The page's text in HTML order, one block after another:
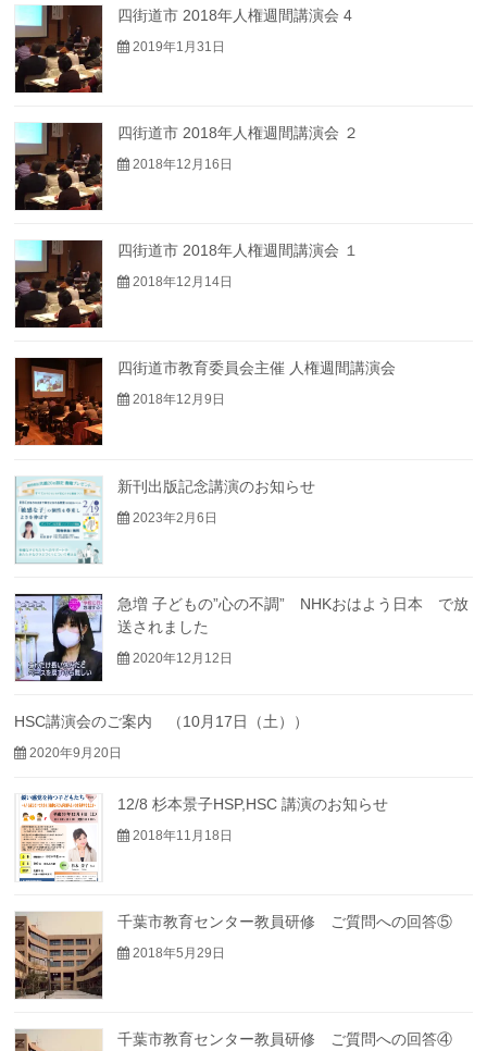
四街道市 2018年人権週間講演会 4
2019年1月31日
四街道市 2018年人権週間講演会 ２
2018年12月16日
四街道市 2018年人権週間講演会 １
2018年12月14日
四街道市教育委員会主催 人権週間講演会
2018年12月9日
新刊出版記念講演のお知らせ
2023年2月6日
急増 子どもの”心の不調” NHKおはよう日本 で放
送されました
2020年12月12日
HSC講演会のご案内 （10月17日（土））
2020年9月20日
12/8 杉本景子HSP,HSC 講演のお知らせ
2018年11月18日
千葉市教育センター教員研修 ご質問への回答⑤
2018年5月29日
千葉市教育センター教員研修 ご質問への回答④